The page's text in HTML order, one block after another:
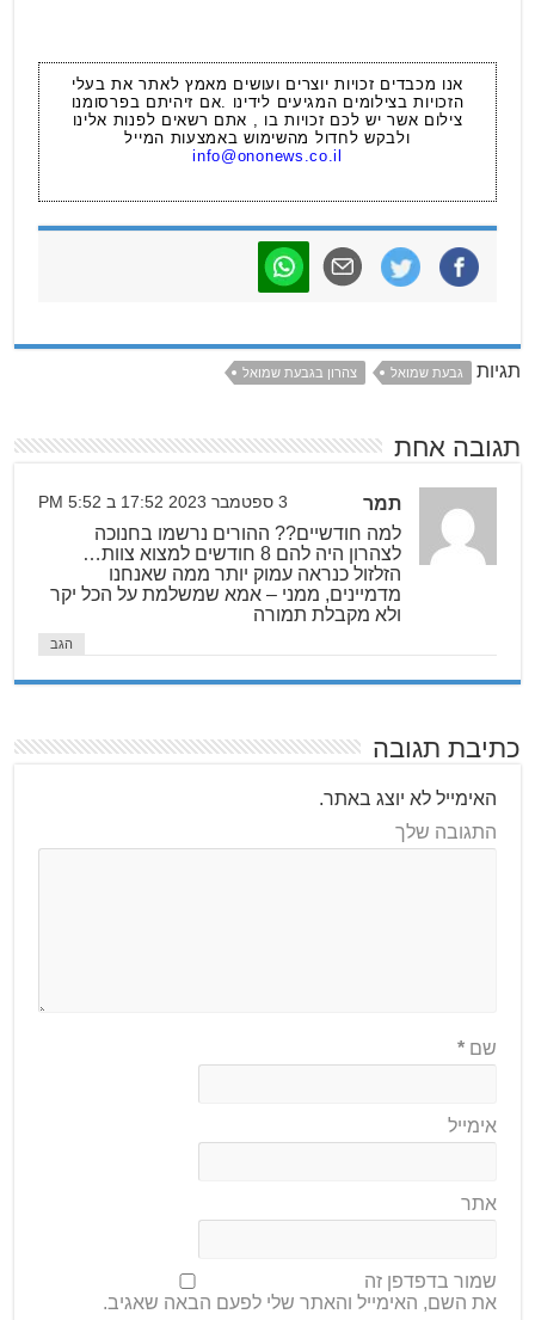
אנו מכבדים זכויות יוצרים ועושים מאמץ לאתר את בעלי
הזכויות בצילומים המגיעים לידינו .אם זיהיתם בפרסומנו
צילום אשר יש לכם זכויות בו , אתם רשאים לפנות אלינו
ולבקש לחדול מהשימוש באמצעות המייל
info@ononews.co.il
תגיות גבעת שמואל צהרון בגבעת שמואל
תגובה אחת
תמר 3 ספטמבר 2023 17:52 ב 5:52 PM
למה חודשיים?? ההורים נרשמו בחנוכה
לצהרון היה להם 8 חודשים למצוא צוות…
הזלזול כנראה עמוק יותר ממה שאנחנו
מדמיינים, ממני – אמא שמשלמת על הכל יקר
ולא מקבלת תמורה
הגב
כתיבת תגובה
האימייל לא יוצג באתר.
התגובה שלך
שם*
אימייל
אתר
שמור בדפדפן זה
את השם, האימייל והאתר שלי לפעם הבאה שאגיב.